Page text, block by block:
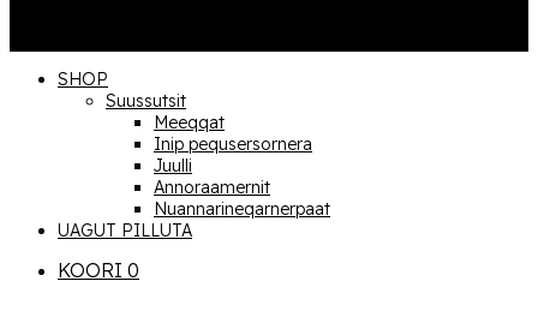
SHOP
Suussutsit
Meeqqat
Inip pequsersornera
Juulli
Annoraamernit
Nuannari­­neqarnerpaat
UAGUT PILLUTA
KOORI 0